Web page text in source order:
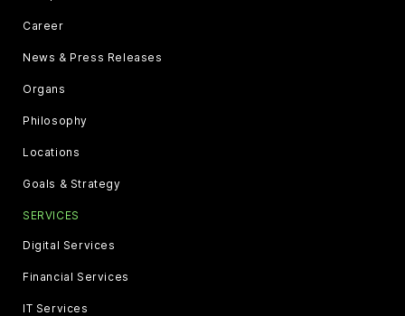
Career
News & Press Releases
Organs
Philosophy
Locations
Goals & Strategy
SERVICES
Digital Services
Financial Services
IT Services